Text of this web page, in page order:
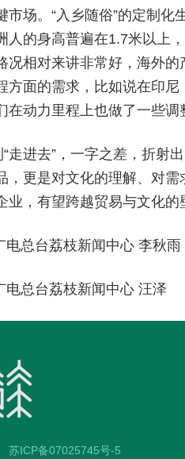
市场。“入乡随俗”的定制
人的身高普遍在1.7米以上
况相对来讲非常好，海外
方面的需求，比如说在印
在动力里程上也做了一些调
“走进去”，一字之差，折
，更是对文化的理解、对
业，有望跨越贸易与文化的
电总台荔枝新闻中心 李秋雨
电总台荔枝新闻中心 汪泽
苏ICP备07025745号-5